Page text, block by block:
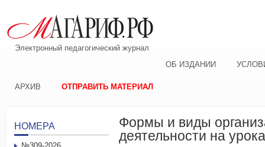
Электронный педагогический журнал
ОБ ИЗДАНИИ
АРХИВ ОТПРАВИТЬ МАТЕРИАЛ
Формы и виды
деятельности на
НОМЕРА